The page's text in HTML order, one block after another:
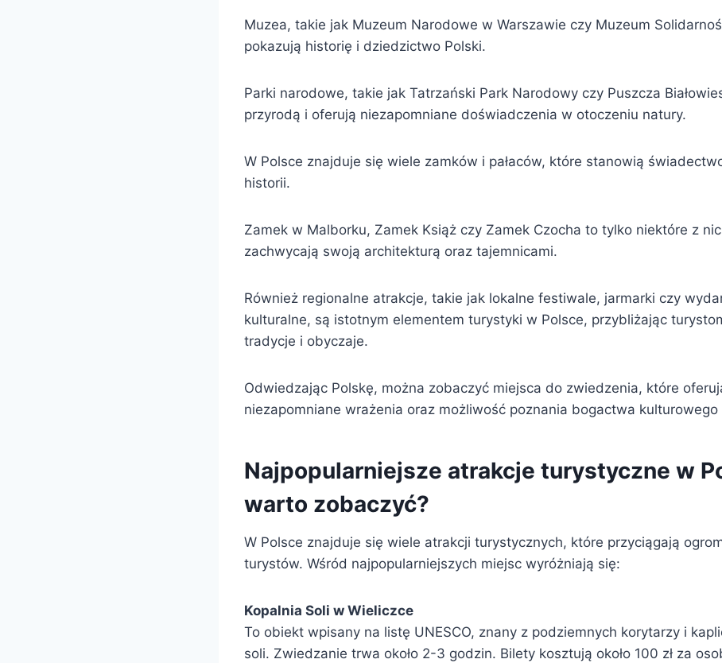
Muzea, takie jak Muzeum Narodowe w Warszawie czy Muzeum
pokazują historię i dziedzictwo Polski.
Parki narodowe, takie jak Tatrzański Park Narodowy czy Puszcza
przyrodą i oferują niezapomniane doświadczenia w otoczeniu natury.
W Polsce znajduje się wiele zamków i pałaców, które stanowią
historii.
Zamek w Malborku, Zamek Książ czy Zamek Czocha to tylko niektóre z
zachwycają swoją architekturą oraz tajemnicami.
Również regionalne atrakcje, takie jak lokalne festiwale, jarmarki czy
kulturalne, są istotnym elementem turystyki w Polsce, przybliżając
tradycje i obyczaje.
Odwiedzając Polskę, można zobaczyć miejsca do zwiedzenia, które
niezapomniane wrażenia oraz możliwość poznania bogactwa kulturowego
Najpopularniejsze atrakcje turystyczne w
warto zobaczyć?
W Polsce znajduje się wiele atrakcji turystycznych, które przyciągają
turystów. Wśród najpopularniejszych miejsc wyróżniają się:
Kopalnia Soli w Wieliczce
To obiekt wpisany na listę UNESCO, znany z podziemnych korytarzy i
soli. Zwiedzanie trwa około 2-3 godzin. Bilety kosztują około 100 zł za